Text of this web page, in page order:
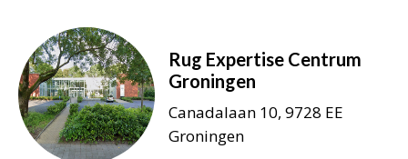
Rug Expertise Centrum
Groningen
Canadalaan 10, 9728 EE
Groningen